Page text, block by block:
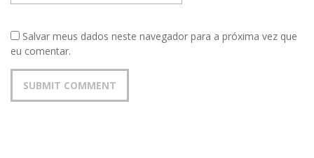
Salvar meus dados neste navegador para a próxima vez que
eu comentar.